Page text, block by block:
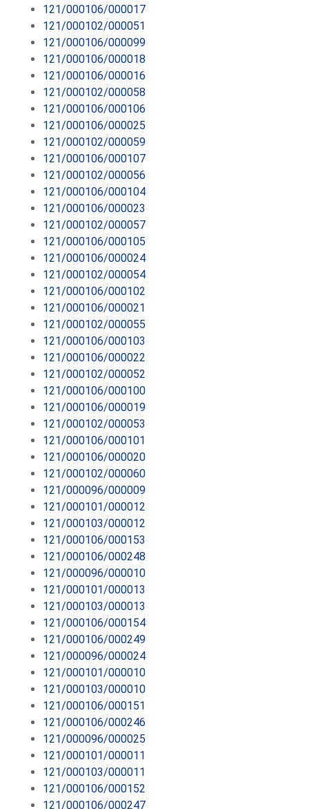
121/000106/000017
121/000102/000051
121/000106/000099
121/000106/000018
121/000106/000016
121/000102/000058
121/000106/000106
121/000106/000025
121/000102/000059
121/000106/000107
121/000102/000056
121/000106/000104
121/000106/000023
121/000102/000057
121/000106/000105
121/000106/000024
121/000102/000054
121/000106/000102
121/000106/000021
121/000102/000055
121/000106/000103
121/000106/000022
121/000102/000052
121/000106/000100
121/000106/000019
121/000102/000053
121/000106/000101
121/000106/000020
121/000102/000060
121/000096/000009
121/000101/000012
121/000103/000012
121/000106/000153
121/000106/000248
121/000096/000010
121/000101/000013
121/000103/000013
121/000106/000154
121/000106/000249
121/000096/000024
121/000101/000010
121/000103/000010
121/000106/000151
121/000106/000246
121/000096/000025
121/000101/000011
121/000103/000011
121/000106/000152
121/000106/000247